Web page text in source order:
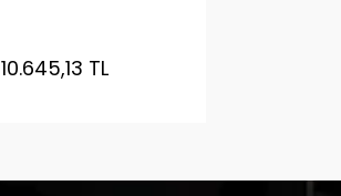
10.645,13 TL